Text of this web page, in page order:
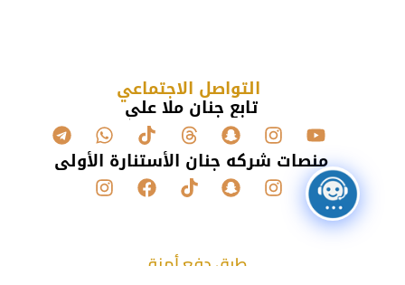
التواصل الاجتماعي
تابع جنان ملا علي
منصات شركه جنان الأستنارة الأولى
طرق دفع أمنة